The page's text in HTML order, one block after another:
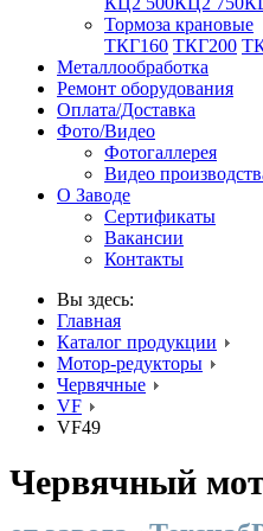
Тормоза крановые
ТКГ160 ТКГ200
Металлообработка
Ремонт оборудования
Оплата/Доставка
Фото/Видео
Фотогаллерея
Видео
О Заводе
Сертификаты
Вакансии
Контакты
Вы здесь:
Главная
Каталог продукции
Мотор-редукторы
Червячные
VF
VF49
Червячный